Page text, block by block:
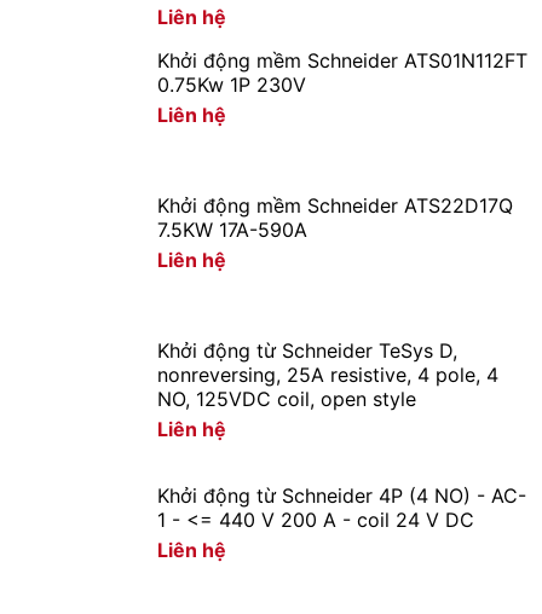
Liên hệ
Khởi động mềm Schneider ATS01N112FT
0.75Kw 1P 230V
Liên hệ
Khởi động mềm Schneider ATS22D17Q
7.5KW 17A-590A
Liên hệ
Khởi động từ Schneider TeSys D,
nonreversing, 25A resistive, 4 pole, 4
NO, 125VDC coil, open style
Liên hệ
Khởi động từ Schneider 4P (4 NO) - AC-
1 - <= 440 V 200 A - coil 24 V DC
Liên hệ